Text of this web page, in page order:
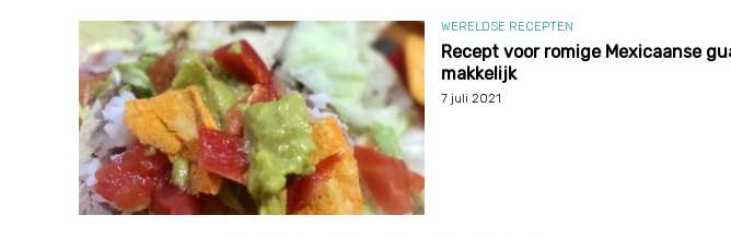
WERELDSE RECEPTEN
Recept voor romige Mexicaanse
makkelijk
7 juli 2021